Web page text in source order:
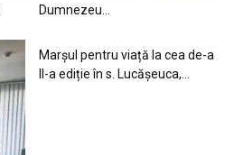
Dumnezeu…
Marșul pentru viață la cea de-a
II-a ediție în s. Lucășeuca,...